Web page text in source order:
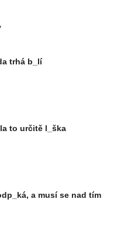
trhá b_lí
to určitě l_ška
a musí se nad tím